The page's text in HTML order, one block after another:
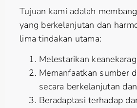
Tujuan kami adalah
yang berkelanjutan dan
lima tindakan utama:
Melestarikan
Memanfaatkan sumber
secara berkelanjutan
Beradaptasi terhadap